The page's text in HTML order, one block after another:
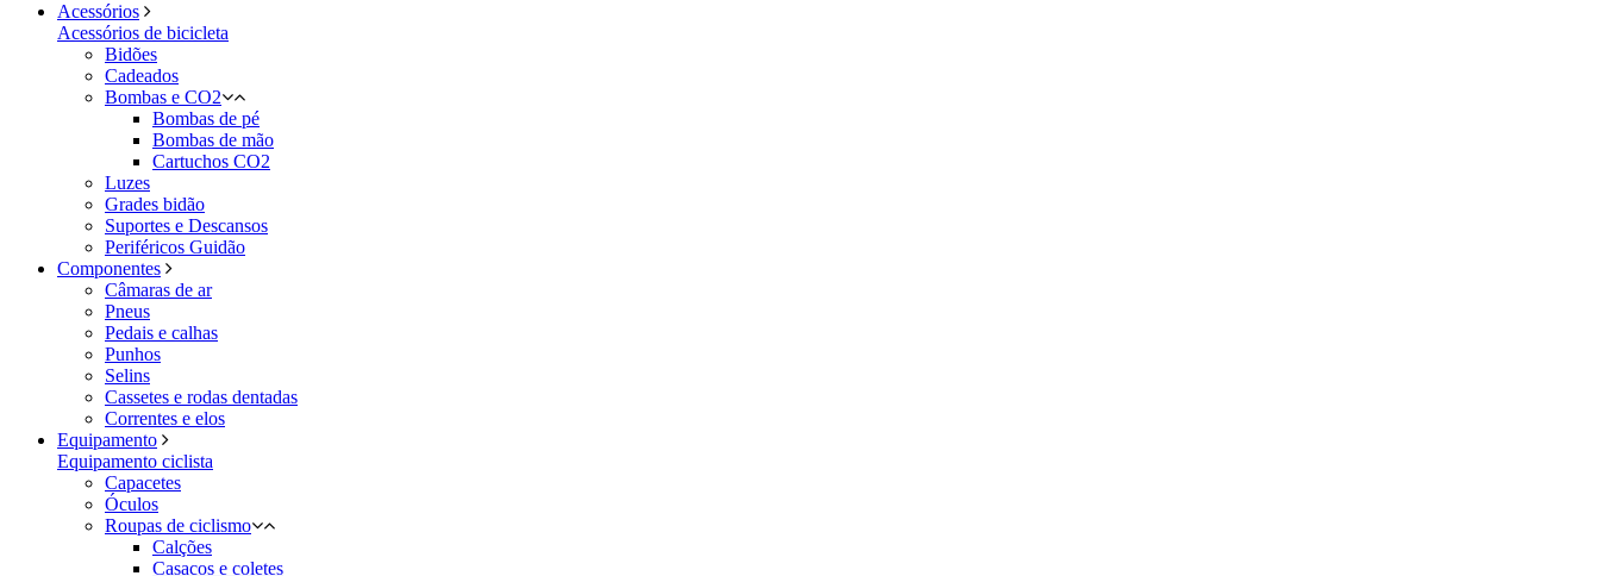
Acessórios
Acessórios de bicicleta
Bidões
Cadeados
Bombas e CO2
Bombas de pé
Bombas de mão
Cartuchos CO2
Luzes
Grades bidão
Suportes e Descansos
Periféricos Guidão
Componentes
Câmaras de ar
Pneus
Pedais e calhas
Punhos
Selins
Cassetes e rodas dentadas
Correntes e elos
Equipamento
Equipamento ciclista
Capacetes
Óculos
Roupas de ciclismo
Calções
Casacos e coletes